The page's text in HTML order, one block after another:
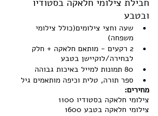
חבילת צילומי חלאקה בסטודיו
ובטבע
שעה וחצי צילומים(כולל צילומי
משפחה)
2 רקעים - מותאם חלאקה + חלק
לבחירה/לוקיישן בטבע
80 תמונות למייל באיכות גבוהה
ספר תורה, טלית וכיפה מותאמים גיל
מחירים:
צילומי חלאקה בסטודיו 1100
צילומי חלאקה בטבע 1600